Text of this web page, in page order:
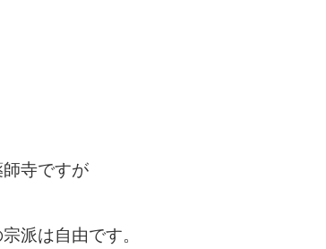
寺ですが
派は自由です。